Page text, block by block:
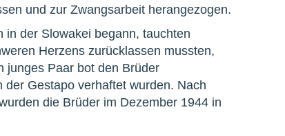
und zur Zwangsarbeit herangezogen.
in der Slowakei begann, tauchten
Herzens zurücklassen mussten,
junges Paar bot den Brüder
Gestapo verhaftet wurden. Nach
die Brüder im Dezember 1944 in